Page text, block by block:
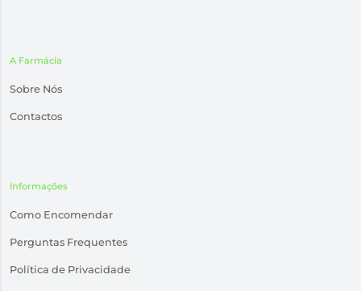
A Farmácia
Sobre Nós
Contactos
Informações
Como Encomendar
Perguntas Frequentes
Política de Privacidade